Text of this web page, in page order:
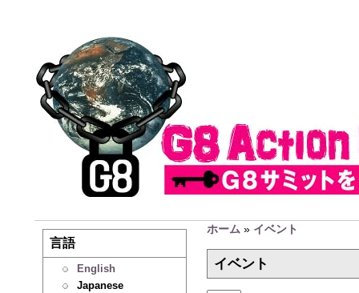
言語
English
Japanese
ホーム » イベント
イベント